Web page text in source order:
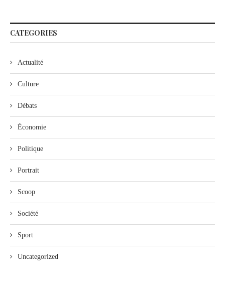
CATEGORIES
Actualité
Culture
Débats
Économie
Politique
Portrait
Scoop
Société
Sport
Uncategorized